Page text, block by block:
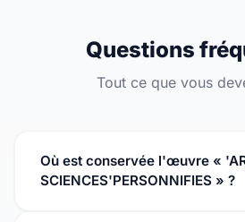
Questions
Tout ce que vous
Où est conservée l'œuvre «
SCIENCES'PERSONNIFIES » ?